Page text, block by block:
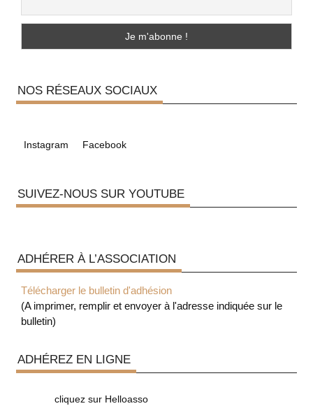
NOS RÉSEAUX SOCIAUX
Instagram Facebook
SUIVEZ-NOUS SUR YOUTUBE
ADHÉRER À L’ASSOCIATION
Télécharger le bulletin d'adhésion
(A imprimer, remplir et envoyer à l'adresse indiquée sur le
bulletin)
ADHÉREZ EN LIGNE
cliquez sur Helloasso